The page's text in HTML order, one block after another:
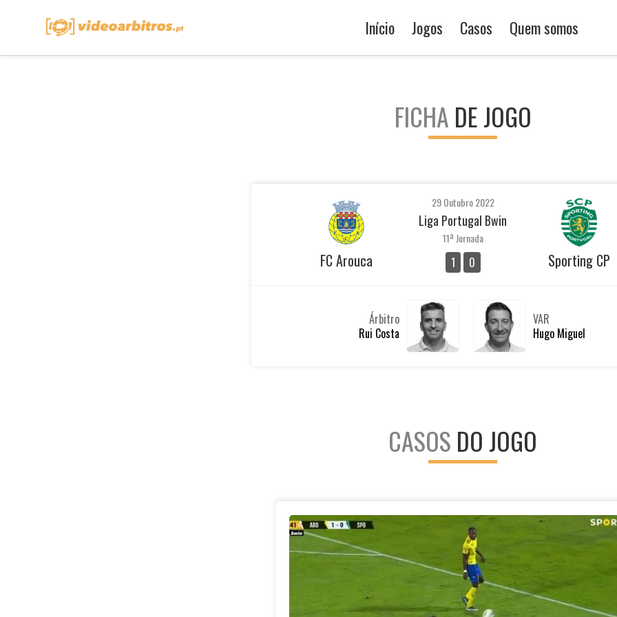
Início Jogos Casos Quem somos
FICHA DE JOGO
FC Arouca
29 Outubro 2022
Liga Portugal Bwin
11ª Jornada
1 0 Sporting CP
Árbitro
Rui Costa
VAR
Hugo Miguel
CASOS DO JOGO